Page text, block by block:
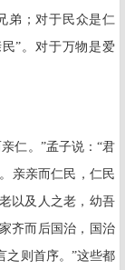
弟；对于民众是仁
”。对于万物是爱
仁。”孟子说：“君
亲亲而仁民，仁民
以及人之老，幼吾
齐而后国治，国治
之则首序。”这些都